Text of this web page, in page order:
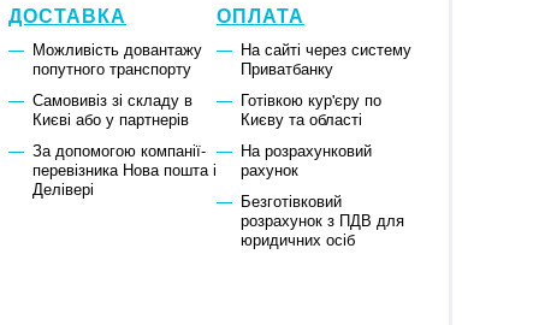
ДОСТАВКА
Можливість довантажу
попутного транспорту
Самовивіз зі складу в
Києві або у партнерів
За допомогою компанії-
перевізника Нова пошта і
Делівері
ОПЛАТА
На сайті через систему
Приватбанку
Готівкою кур'єру по
Києву та області
На розрахунковий
рахунок
Безготівковий
розрахунок з ПДВ для
юридичних осіб